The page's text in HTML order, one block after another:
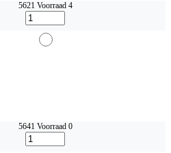
5621 Voorraad 4
5641 Voorraad 0